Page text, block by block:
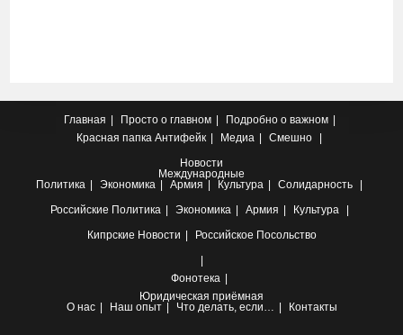
Главная Просто о главном
Подробно о важном
Красная папка Антифейк Медиа
Смешно
Новости
Международные
Политика
Экономика Армия Культура
Солидарность
Российские Политика Экономика Армия
Культура
Кипрские Новости Российское Посольство
Фонотека
Юридическая приёмная
О нас
Наш опыт Что делать, если… Контакты